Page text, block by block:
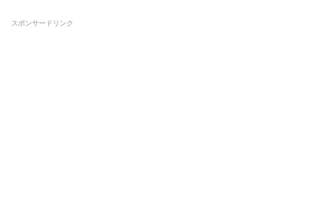
スポンサードリンク